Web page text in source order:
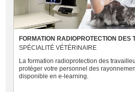
FORMATION RADIOPROTECTION DES
SPÉCIALITÉ VÉTÉRINAIRE
La formation radioprotection des
protéger votre personnel des
disponible en e-learning.